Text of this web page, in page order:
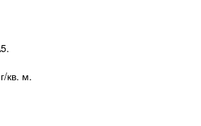
кв. м.